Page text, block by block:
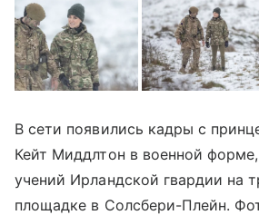
В сети появились кадры с
Кейт Миддлтон в военной
учений Ирландской гвардии на
площадке в Солсбери-Плейн.